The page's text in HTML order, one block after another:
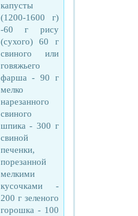
капусты
(1200-1600 г)
-60 г рису
(сухого) 60 г
свиного или
говяжьего
фарша - 90 г
мелко
нарезанного
свиного
шпика - 300 г
свиной
печенки,
порезанной
мелкими
кусочками -
200 г зеленого
горошка - 100